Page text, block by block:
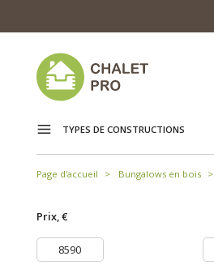
TYPES DE CONSTRUCTIONS
Page d'accueil Bungalows en bois
Prix, €